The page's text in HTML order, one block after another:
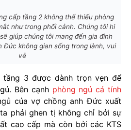
cấp tầng 2 không thể thiếu phòng
như trong phối cảnh. Chúng tôi hi
giúp chúng tôi mang đến gia đình
Đức không gian sống trong lành, vui
vẻ
tầng 3 được dành trọn vẹn để
Bên cạnh phòng ngủ cá tính
của vợ chồng anh Đức xuất
phải ghen tị không chỉ bởi sự
cao cấp mà còn bởi các KTS